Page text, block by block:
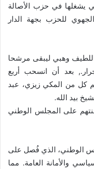
يشغلها في حزب الأصالة
للحزب بجهة الدار
وهبي ليبقى مرشحا
بعد أن انسحب أربع
كل من المكي زيزي، عبد
بيد الله.
على المجلس الوطني
الوطني، الذي فُصل على
والأمانة العامة. مما